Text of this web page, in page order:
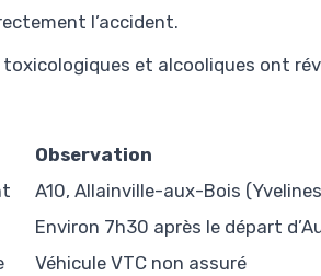
l’accident.
toxicologiques et alcooliques ont
Observation
A10, Allainville-aux-Bois
Environ 7h30 après le départ
Véhicule VTC non assuré